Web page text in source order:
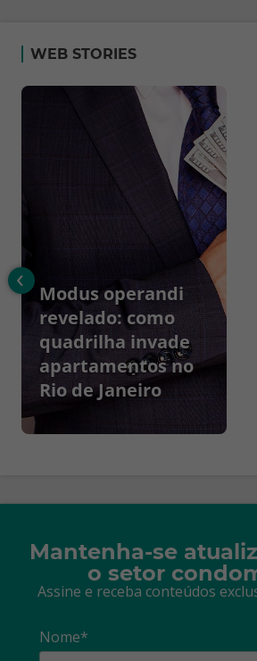
WEB STORIES
Modus operandi
revelado: como
quadrilha invade
apartamentos no
Rio de Janeiro
‹
Mantenha-se
o setor
Assine e receba conteúdos
Nome*